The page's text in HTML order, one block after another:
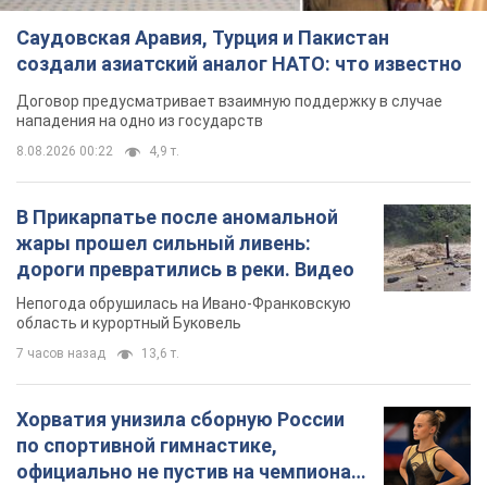
Саудовская Аравия, Турция и Пакистан
создали азиатский аналог НАТО: что известно
Договор предусматривает взаимную поддержку в случае
нападения на одно из государств
8.08.2026 00:22 4,9 т.
В Прикарпатье после аномальной
жары прошел сильный ливень:
дороги превратились в реки. Видео
Непогода обрушилась на Ивано-Франковскую
область и курортный Буковель
7 часов назад 13,6 т.
Хорватия унизила сборную России
по спортивной гимнастике,
официально не пустив на чемпионат